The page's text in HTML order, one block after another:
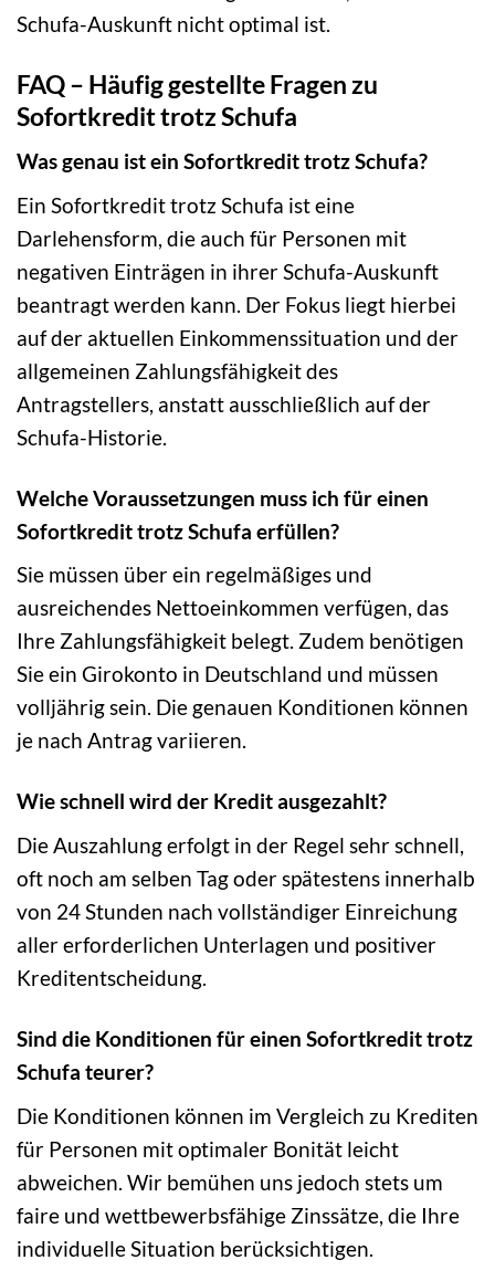
Schufa-Auskunft nicht optimal ist.
FAQ – Häufig gestellte Fragen zu
Sofortkredit trotz Schufa
Was genau ist ein Sofortkredit trotz Schufa?
Ein Sofortkredit trotz Schufa ist eine
Darlehensform, die auch für Personen mit
negativen Einträgen in ihrer Schufa-Auskunft
beantragt werden kann. Der Fokus liegt hierbei
auf der aktuellen Einkommenssituation und der
allgemeinen Zahlungsfähigkeit des
Antragstellers, anstatt ausschließlich auf der
Schufa-Historie.
Welche Voraussetzungen muss ich für einen
Sofortkredit trotz Schufa erfüllen?
Sie müssen über ein regelmäßiges und
ausreichendes Nettoeinkommen verfügen, das
Ihre Zahlungsfähigkeit belegt. Zudem benötigen
Sie ein Girokonto in Deutschland und müssen
volljährig sein. Die genauen Konditionen können
je nach Antrag variieren.
Wie schnell wird der Kredit ausgezahlt?
Die Auszahlung erfolgt in der Regel sehr schnell,
oft noch am selben Tag oder spätestens innerhalb
von 24 Stunden nach vollständiger Einreichung
aller erforderlichen Unterlagen und positiver
Kreditentscheidung.
Sind die Konditionen für einen Sofortkredit trotz
Schufa teurer?
Die Konditionen können im Vergleich zu Krediten
für Personen mit optimaler Bonität leicht
abweichen. Wir bemühen uns jedoch stets um
faire und wettbewerbsfähige Zinssätze, die Ihre
individuelle Situation berücksichtigen.